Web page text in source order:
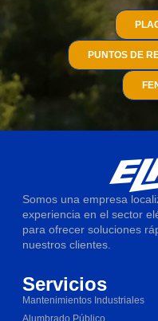
PUNTOS DE
Somos una empresa
experiencia en el sector
para ofrecer soluciones
nuestros clientes.
Servicios
Mantenimientos Industriales